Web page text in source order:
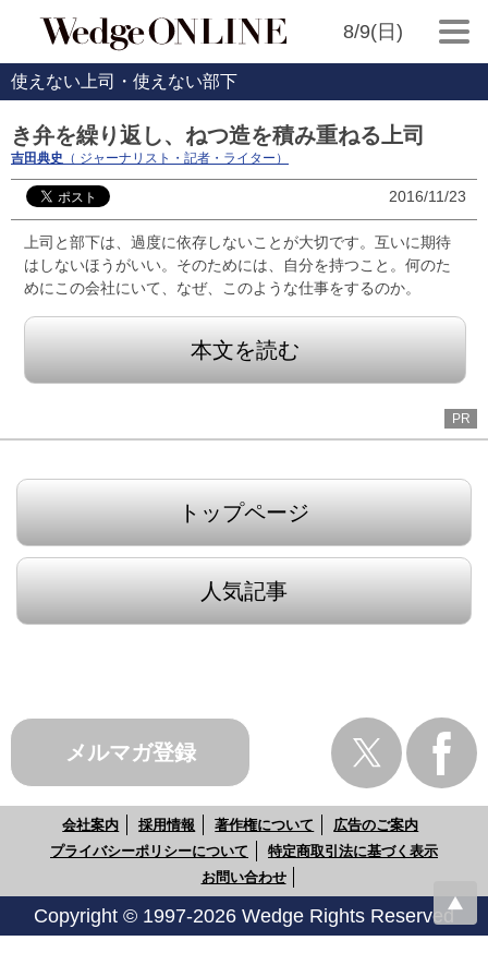
8/9(日)
使えない上司・使えない部下
き弁を繰り返し、ねつ造を積み重ねる上司
吉田典史 （ ジャーナリスト・記者・ライター）
2016/11/23
上司と部下は、過度に依存しないことが大切です。互いに期待
はしないほうがいい。そのためには、自分を持つこと。何のた
めにこの会社にいて、なぜ、このような仕事をするのか。
本文を読む
PR
トップページ
人気記事
メルマガ登録
会社案内 採用情報 著作権について
広告のご案内
プライバシーポリシーについて
特定商取引法に基づく表示
お問い合わせ
Copyright © 1997-2026 Wedge Rights Reserved